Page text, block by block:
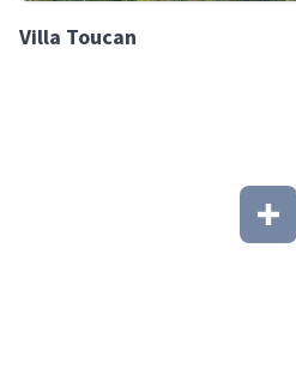
Villa Toucan